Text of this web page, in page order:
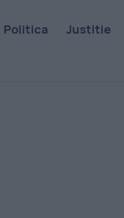
Politica Justitie